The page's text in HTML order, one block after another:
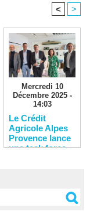
< >
Mercredi 10
Décembre 2025 -
14:03
Le Crédit
Agricole Alpes
Provence lance
une task force